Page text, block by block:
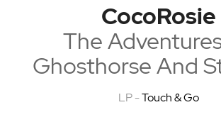
CocoRosie
The
Ghosthorse And
LP -Touch & Go